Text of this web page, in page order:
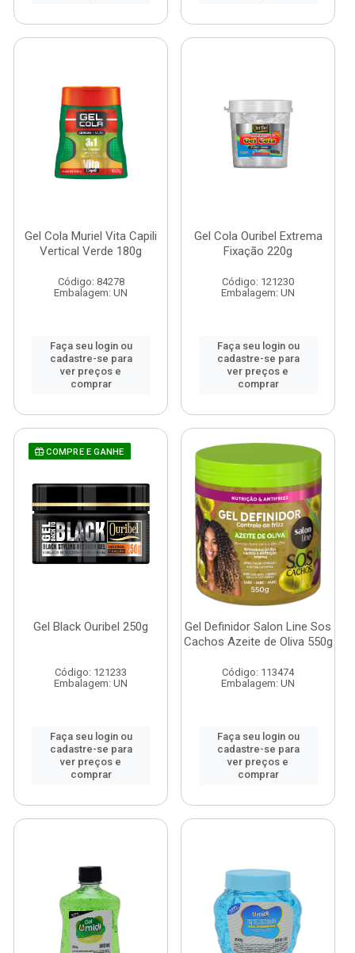
Gel Cola Muriel Vita Capili
Vertical Verde 180g
Código: 84278
Embalagem: UN
Faça seu login ou
cadastre-se para
ver preços e
comprar
Gel Cola Ouribel Extrema
Fixação 220g
Código: 121230
Embalagem: UN
Faça seu login ou
cadastre-se para
ver preços e
comprar
COMPRE E GANHE
Gel Black Ouribel 250g
Código: 121233
Embalagem: UN
Faça seu login ou
cadastre-se para
ver preços e
comprar
Gel Definidor Salon Line Sos
Cachos Azeite de Oliva 550g
Código: 113474
Embalagem: UN
Faça seu login ou
cadastre-se para
ver preços e
comprar